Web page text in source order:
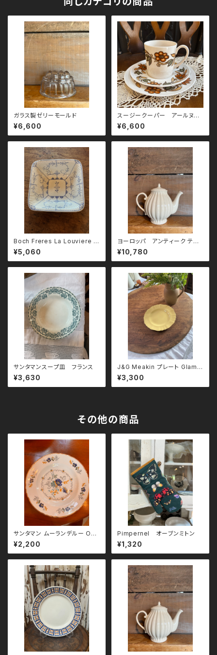
ガラス製ゼリーモールド
¥6,600
スージークーパー アールヌー
ボー トリオ
¥6,600
Boch Freres La Louviere ス
クエア深皿
¥5,060
ヨーロッパ アンティーク ティ
ーポット
¥10,780
サンタマンスープ皿 フランス
¥3,630
J&G Meakin プレート Glamo
ur Sunflower
¥3,300
その他の商品
サンタマン ムーランデルー OR
CHIES 1960`s スープ皿
¥2,200
Pimpernel オーブンミトン
¥1,320